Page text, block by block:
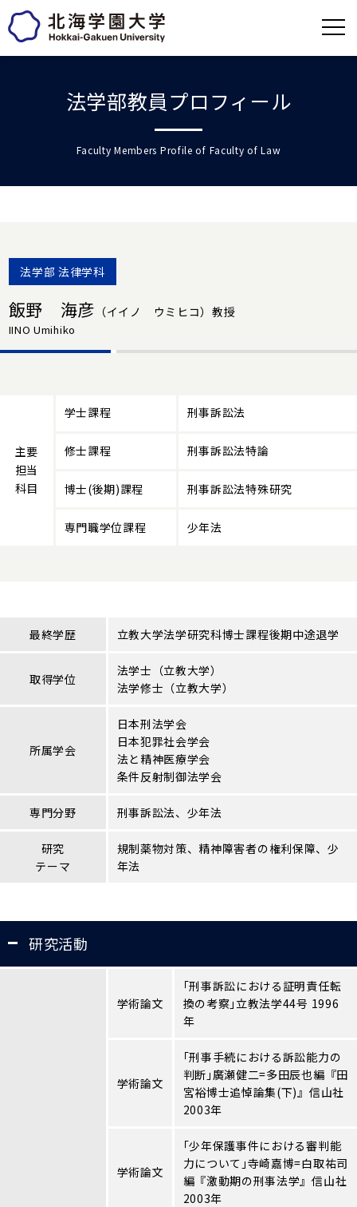
法学部教員プロフィール
Faculty Members Profile of Faculty of Law
法学部 法律学科
飯野 海彦 （イイノ ウミヒコ） 教授
IINO Umihiko
主要
担当
科目
学士課程 刑事訴訟法
修士課程 刑事訴訟法特論
博士(後期)課程 刑事訴訟法特殊研究
専門職学位課程 少年法
最終学歴 立教大学法学研究科博士課程後期中途退学
取得学位
法学士（立教大学）
法学修士（立教大学）
所属学会
日本刑法学会
日本犯罪社会学会
法と精神医療学会
条件反射制御法学会
専門分野 刑事訴訟法、少年法
研究
テーマ
規制薬物対策、精神障害者の権利保障、少
年法
研究活動
学術論文
｢刑事訴訟における証明責任転
換の考察｣立教法学44号 1996
年
学術論文
｢刑事手続における訴訟能力の
判断｣廣瀬健二=多田辰也編『田
宮裕博士追悼論集(下)』信山社
2003年
学術論文
｢少年保護事件における審判能
力について｣寺崎嘉博=白取祐司
編『激動期の刑事法学』信山社
2003年